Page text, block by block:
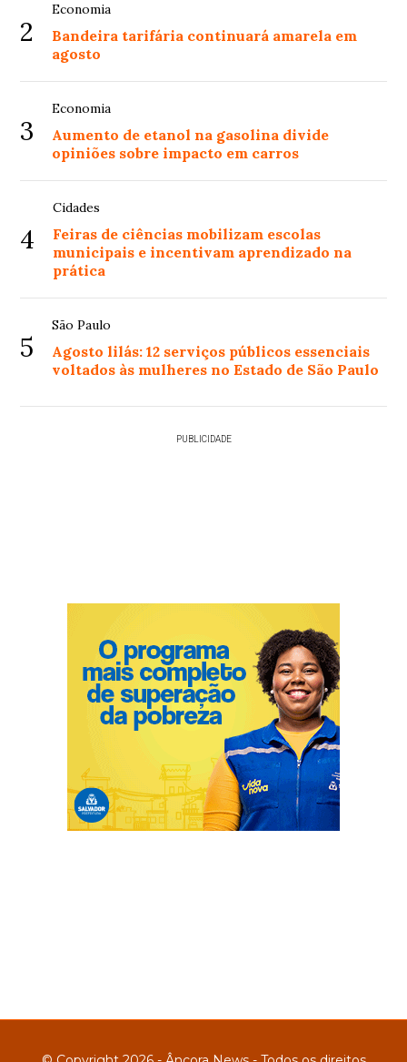
2
Economia
Bandeira tarifária continuará amarela em
agosto
3
Economia
Aumento de etanol na gasolina divide
opiniões sobre impacto em carros
4
Cidades
Feiras de ciências mobilizam escolas
municipais e incentivam aprendizado na
prática
5
São Paulo
Agosto lilás: 12 serviços públicos essenciais
voltados às mulheres no Estado de São Paulo
PUBLICIDADE